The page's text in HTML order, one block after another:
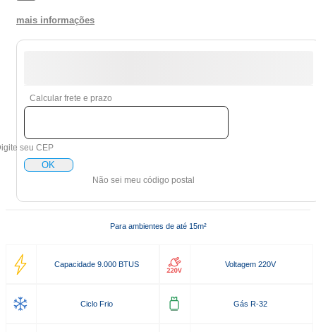
mais informações
Calcular frete e prazo
seu CEP
OK
Não sei meu código postal
Para ambientes de até 15m²
Capacidade 9.000 BTUS Voltagem 220V
Ciclo Frio Gás R-32